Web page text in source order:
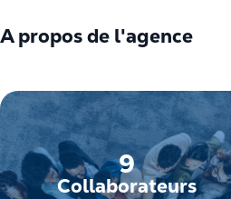
A propos de l'agence
9
Collaborateurs